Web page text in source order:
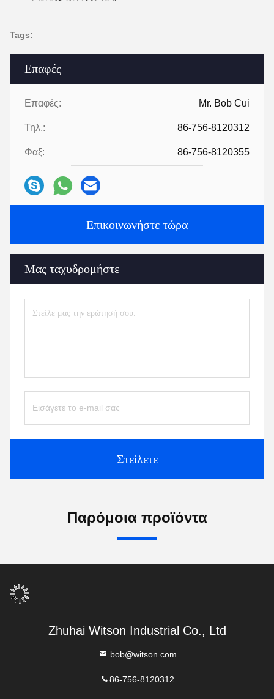
Επαφές
Επαφές: Mr. Bob Cui
Τηλ.: 86-756-8120312
Φαξ: 86-756-8120355
Επικοινωνήστε τώρα
Μας ταχυδρομήστε
Στείλετε
Tags:
Παρόμοια προϊόντα
Zhuhai Witson Industrial Co., Ltd
bob@witson.com
86-756-8120312